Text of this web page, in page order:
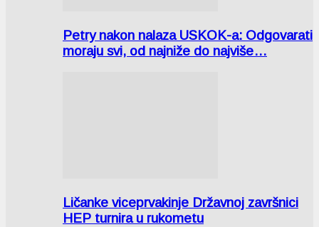
Petry nakon nalaza USKOK-a: Odgovarati
moraju svi, od najniže do najviše…
Ličanke viceprvakinje Državnoj završnici
HEP turnira u rukometu